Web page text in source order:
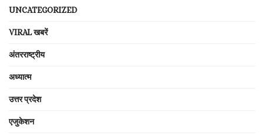
UNCATEGORIZED
VIRAL खबरें
अंतरराष्ट्रीय
अध्यात्म
उत्तर प्रदेश
एजुकेशन